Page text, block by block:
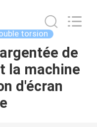
torsion
de
la machine
d'écran